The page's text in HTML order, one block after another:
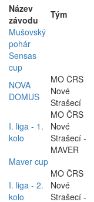
Název
závodu
Tým
Mušovský
pohár
Sensas
cup
NOVA
DOMUS
MO ČRS
Nové
Strašecí
I. liga - 1.
kolo
MO ČRS
Nové
Strašecí -
MAVER
Maver cup
I. liga - 2.
kolo
MO ČRS
Nové
Strašecí -